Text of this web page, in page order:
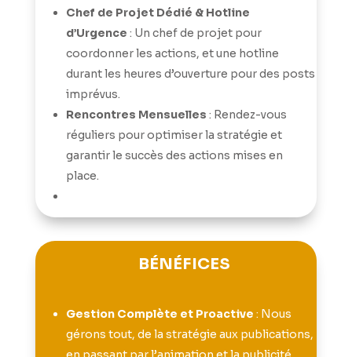
Chef de Projet Dédié & Hotline
d’Urgence : Un chef de projet pour
coordonner les actions, et une hotline
durant les heures d’ouverture pour des posts
imprévus.
Rencontres Mensuelles : Rendez-vous
réguliers pour optimiser la stratégie et
garantir le succès des actions mises en
place.
BÉNÉFICES
Gestion Complète et Proactive : Nous
gérons tout, de la stratégie aux publications,